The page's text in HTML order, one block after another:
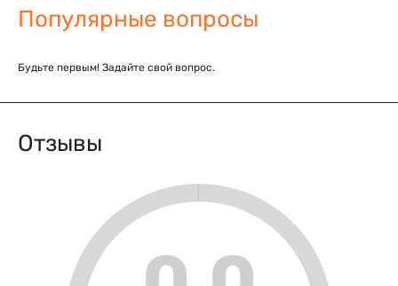
Популярные вопросы
Будьте первым! Задайте свой вопрос.
Отзывы